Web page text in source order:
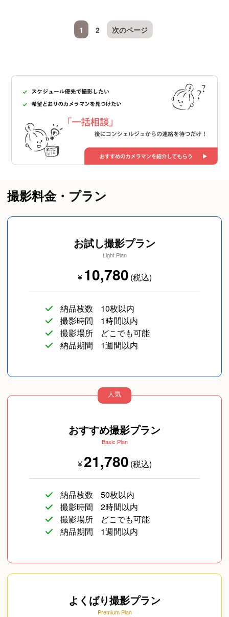
1 2 次のページ
撮影料金・プラン
お試し撮影プラン
Light Plan
¥10,780 (税込)
納品枚数
10枚以内
撮影時間
1時間以内
撮影場所
どこでも可能
納品期間
1週間以内
人気
おすすめ撮影プラン
Basic Plan
¥21,780 (税込)
納品枚数
50枚以内
撮影時間
2時間以内
撮影場所
どこでも可能
納品期間
1週間以内
よくばり撮影プラン
Premium Plan